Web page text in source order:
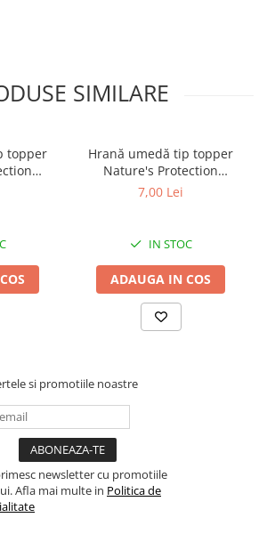
SIMILARE
topper
Ton și
din jurul
Hrană umedă tip topper
Nature's Protection
Superior Care cu Ton și
eliminarea petelor din jurul
7,00 Lei
IN STOC
ADAUGA IN COS
si promotiile noastre
newsletter cu promotiile
Afla mai multe in Politica de